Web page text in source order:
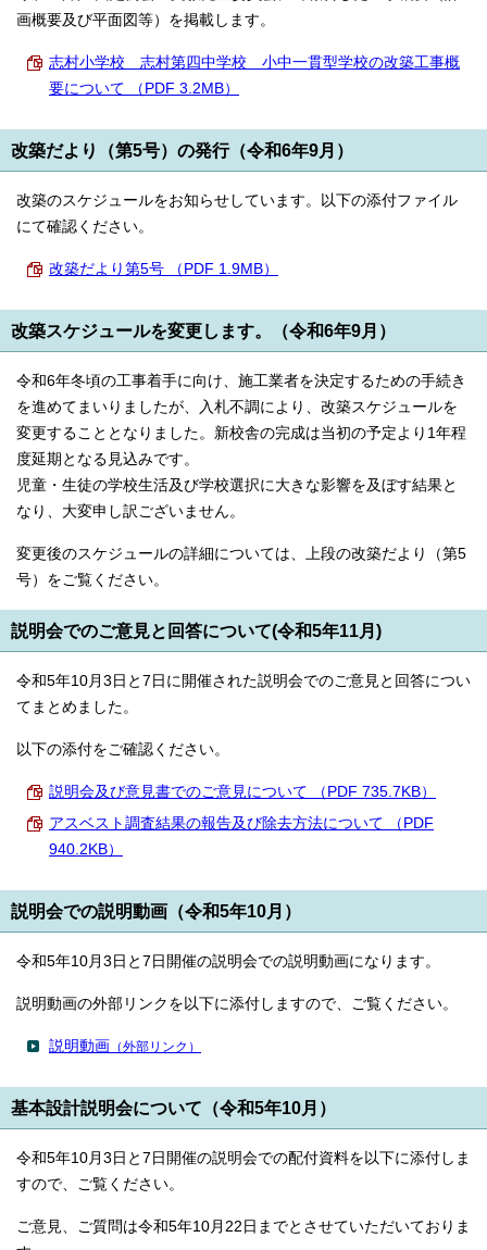
画概要及び平面図等）を掲載します。
志村小学校 志村第四中学校 小中一貫型学校の改築工事概
要について （PDF 3.2MB）
改築だより（第5号）の発行（令和6年9月）
改築のスケジュールをお知らせしています。以下の添付ファイル
にて確認ください。
改築だより第5号 （PDF 1.9MB）
改築スケジュールを変更します。（令和6年9月）
令和6年冬頃の工事着手に向け、施工業者を決定するための手続き
を進めてまいりましたが、入札不調により、改築スケジュールを
変更することとなりました。新校舎の完成は当初の予定より1年程
度延期となる見込みです。
児童・生徒の学校生活及び学校選択に大きな影響を及ぼす結果と
なり、大変申し訳ございません。
変更後のスケジュールの詳細については、上段の改築だより（第5
号）をご覧ください。
説明会でのご意見と回答について(令和5年11月)
令和5年10月3日と7日に開催された説明会でのご意見と回答につい
てまとめました。
以下の添付をご確認ください。
説明会及び意見書でのご意見について （PDF 735.7KB）
アスベスト調査結果の報告及び除去方法について （PDF
940.2KB）
説明会での説明動画（令和5年10月）
令和5年10月3日と7日開催の説明会での説明動画になります。
説明動画の外部リンクを以下に添付しますので、ご覧ください。
説明動画 （外部リンク）
基本設計説明会について（令和5年10月）
令和5年10月3日と7日開催の説明会での配付資料を以下に添付しま
すので、ご覧ください。
ご意見、ご質問は令和5年10月22日までとさせていただいておりま